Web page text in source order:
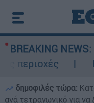
BREAKING NEWS:
Η
δημοφιλές τώρα:
ανά τετραγωνικό για να